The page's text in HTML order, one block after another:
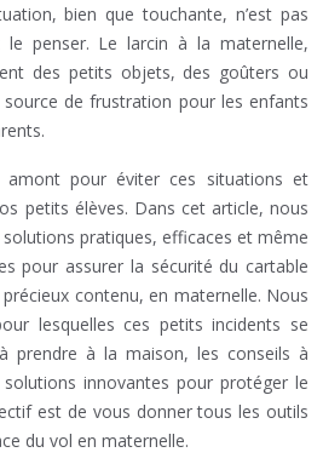
bien que touchante, n’est pas
le penser. Le larcin à la maternelle,
des petits objets, des goûters ou
de frustration pour les enfants
amont pour éviter ces situations et
petits élèves. Dans cet article, nous
pratiques, efficaces et même
pour assurer la sécurité du cartable
contenu, en maternelle. Nous
lesquelles ces petits incidents se
prendre à la maison, les conseils à
solutions innovantes pour protéger le
est de vous donner tous les outils
du vol en maternelle.